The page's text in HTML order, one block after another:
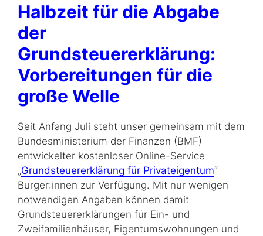
Halbzeit für die Abgabe
der
Grundsteuererklärung:
Vorbereitungen für die
große Welle
Seit Anfang Juli steht unser gemeinsam mit dem
Bundesministerium der Finanzen (BMF)
entwickelter kostenloser Online-Service
„Grundsteuererklärung für Privateigentum“
Bürger:innen zur Verfügung. Mit nur wenigen
notwendigen Angaben können damit
Grundsteuererklärungen für Ein- und
Zweifamilienhäuser, Eigentumswohnungen und